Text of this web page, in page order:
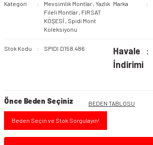
Kategori Mevsimlik Montlar , Yazlık
Fileli Montlar , FIRSAT
KÖŞESİ , Spidi Mont
Koleksiyonu
Marka
Stok Kodu SPIDI.D158.486
Havale
İndirimi
Önce Beden Seçiniz BEDEN TABLOSU
Beden Seçin ve Stok Sorgulayın!